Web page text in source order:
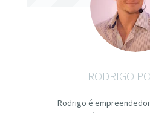
RODRIGO
Rodrigo é